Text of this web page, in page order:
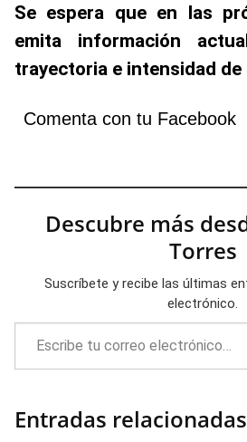
Se espera que en las
emita información
trayectoria e intensidad de
Comenta con tu Facebook
Descubre más
Torres
Suscríbete y recibe las últimas
electrónico.
Escribe tu correo electrónico…
Entradas relacionadas